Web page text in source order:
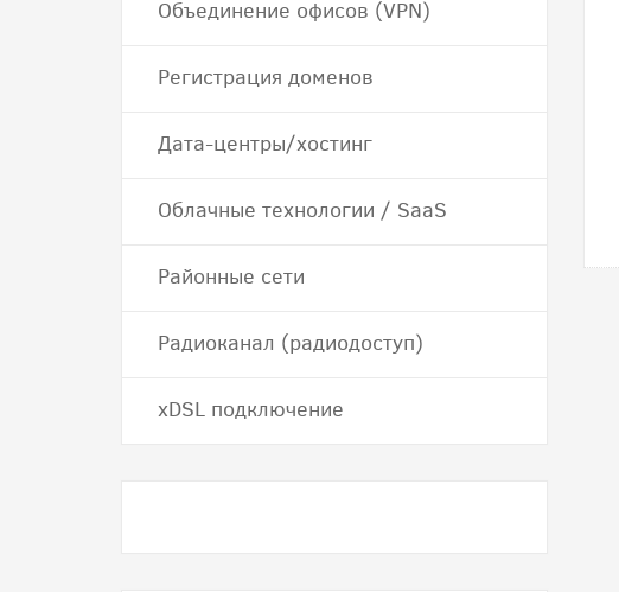
Объединение офисов (VPN)
Регистрация доменов
Дата-центры/хостинг
Облачные технологии / SaaS
Районные сети
Радиоканал (радиодоступ)
хDSL подключение